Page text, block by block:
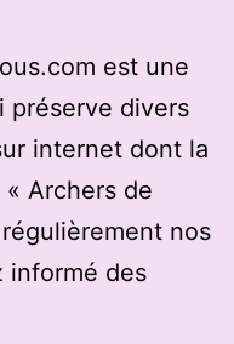
est une
préserve divers
internet dont la
Archers de
nos
informé des